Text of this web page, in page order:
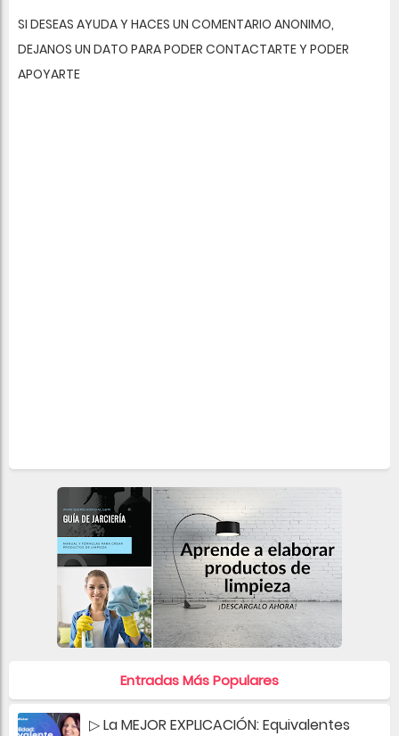
SI DESEAS AYUDA Y HACES UN COMENTARIO ANONIMO,
DEJANOS UN DATO PARA PODER CONTACTARTE Y PODER
APOYARTE
Entradas Más Populares
▷ La MEJOR EXPLICACIÓN: Equivalentes